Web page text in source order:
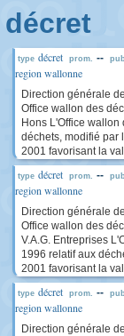
décret
type décret prom. --
region wallonne
Direction générale
Office wallon des
Hons L'Office
déchets, modifié par
2001 favorisant la
type décret prom. --
region wallonne
Direction générale
Office wallon des
V.A.G. Entreprises
1996 relatif aux
2001 favorisant la
type décret prom. --
region wallonne
Direction générale